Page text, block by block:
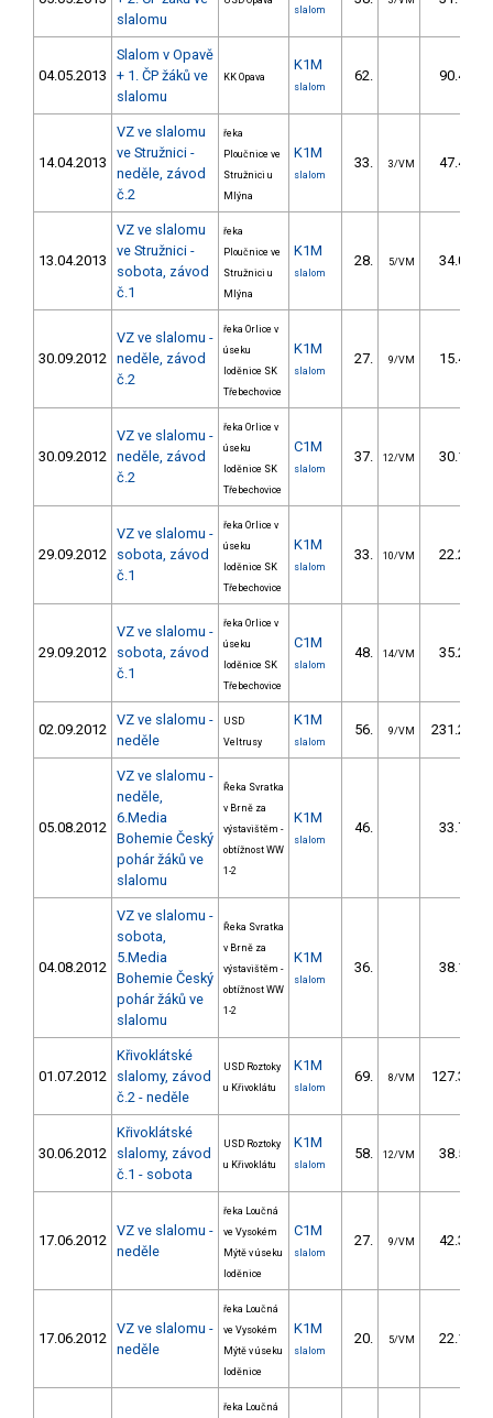
slalomu
slalom
04.05.2013
Slalom v Opavě
+ 1. ČP žáků ve
slalomu
KK Opava
K1M
slalom
62. 90.41
14.04.2013
VZ ve slalomu
ve Stružnici -
neděle, závod
č.2
řeka
Ploučnice ve
Stružnici u
Mlýna
K1M
slalom
33. 3/VM 47.40
13.04.2013
VZ ve slalomu
ve Stružnici -
sobota, závod
č.1
řeka
Ploučnice ve
Stružnici u
Mlýna
K1M
slalom
28. 5/VM 34.00
30.09.2012
VZ ve slalomu -
neděle, závod
č.2
řeka Orlice v
úseku
loděnice SK
Třebechovice
K1M
slalom
27. 9/VM 15.40
30.09.2012
VZ ve slalomu -
neděle, závod
č.2
řeka Orlice v
úseku
loděnice SK
Třebechovice
C1M
slalom
37. 12/VM 30.10
29.09.2012
VZ ve slalomu -
sobota, závod
č.1
řeka Orlice v
úseku
loděnice SK
Třebechovice
K1M
slalom
33. 10/VM 22.20
29.09.2012
VZ ve slalomu -
sobota, závod
č.1
řeka Orlice v
úseku
loděnice SK
Třebechovice
C1M
slalom
48. 14/VM 35.20
02.09.2012
VZ ve slalomu -
neděle
USD
Veltrusy
K1M
slalom
56. 9/VM 231.27
05.08.2012
VZ ve slalomu -
neděle,
6.Media
Bohemie Český
pohár žáků ve
slalomu
Řeka Svratka
v Brně za
výstavištěm -
obtížnost WW
1-2
K1M
slalom
46. 33.73
04.08.2012
VZ ve slalomu -
sobota,
5.Media
Bohemie Český
pohár žáků ve
slalomu
Řeka Svratka
v Brně za
výstavištěm -
obtížnost WW
1-2
K1M
slalom
36. 38.19
01.07.2012
Křivoklátské
slalomy, závod
č.2 - neděle
USD Roztoky
u Křivoklátu
K1M
slalom
69. 8/VM 127.37
30.06.2012
Křivoklátské
slalomy, závod
č.1 - sobota
USD Roztoky
u Křivoklátu
K1M
slalom
58. 12/VM 38.53
17.06.2012
VZ ve slalomu -
neděle
řeka Loučná
ve Vysokém
Mýtě v úseku
loděnice
C1M
slalom
27. 9/VM 42.30
17.06.2012
VZ ve slalomu -
neděle
řeka Loučná
ve Vysokém
Mýtě v úseku
loděnice
K1M
slalom
20. 5/VM 22.10
řeka Loučná